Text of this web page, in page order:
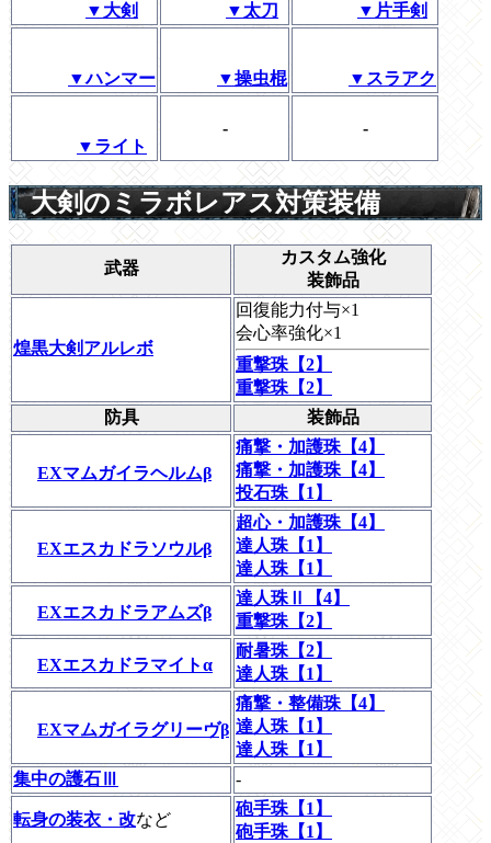
▼大剣 ▼太刀 ▼片手剣
▼ハンマー ▼操虫棍 ▼スラアク
▼ライト
- -
大剣のミラボレアス対策装備
武器
カスタム強化
装飾品
煌黒大剣アルレボ
回復能力付与×1
会心率強化×1
重撃珠【2】
重撃珠【2】
防具
装飾品
EXマムガイラヘルムβ
痛撃・加護珠【4】
痛撃・加護珠【4】
投石珠【1】
EXエスカドラソウルβ
超心・加護珠【4】
達人珠【1】
達人珠【1】
EXエスカドラアムズβ
達人珠Ⅱ【4】
重撃珠【2】
EXエスカドラマイトα
耐暑珠【2】
達人珠【1】
EXマムガイラグリーヴβ
痛撃・整備珠【4】
達人珠【1】
達人珠【1】
集中の護石Ⅲ
-
転身の装衣・改など
砲手珠【1】
砲手珠【1】